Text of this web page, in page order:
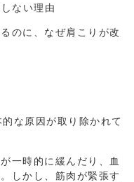
ない理由
のに、なぜ肩こりが改
な原因が取り除かれて
一時的に緩んだり、血
しかし、筋肉が緊張す